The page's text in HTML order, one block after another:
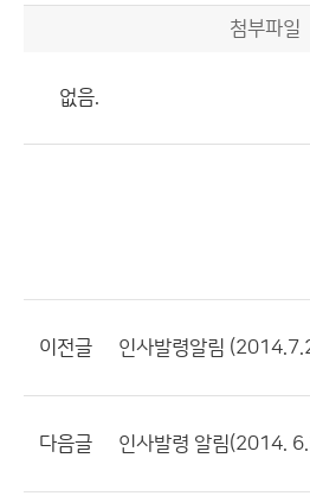
첨부파일
없음.
이전글 인사발령알림
다음글 인사발령 알림(2014.